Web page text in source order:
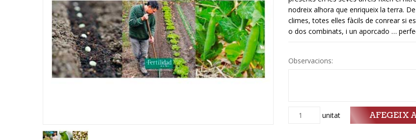
nodreix alhora que enriqueix la terra.
climes, totes elles fàcils de conrear si
o dos combinats, i un aporcado …
Observacions:
Quantitat unitat AFEGEIX